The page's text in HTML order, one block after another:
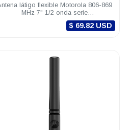
látigo flexible Motorola 806-869
MHz 7" 1/2 onda serie
GTX/HT/LTS/MTX/PRO/XTS
$ 69.82 USD